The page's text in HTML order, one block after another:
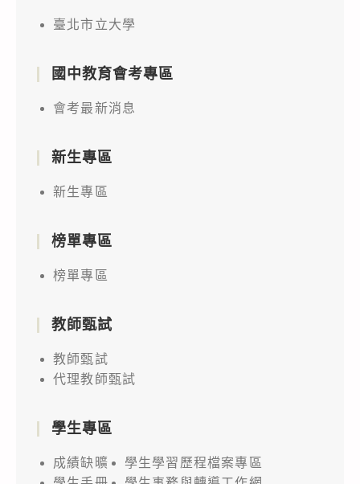
臺北市立大學
國中教育會考專區
會考最新消息
新生專區
新生專區
榜單專區
榜單專區
教師甄試
教師甄試
代理教師甄試
學生專區
成績缺曠
學生學習歷程檔案專區